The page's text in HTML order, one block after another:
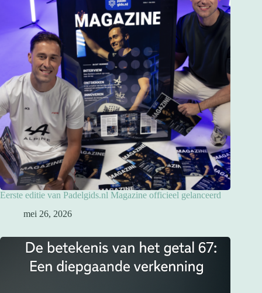
Eerste editie van Padelgids.nl Magazine officieel gelanceerd
mei 26, 2026